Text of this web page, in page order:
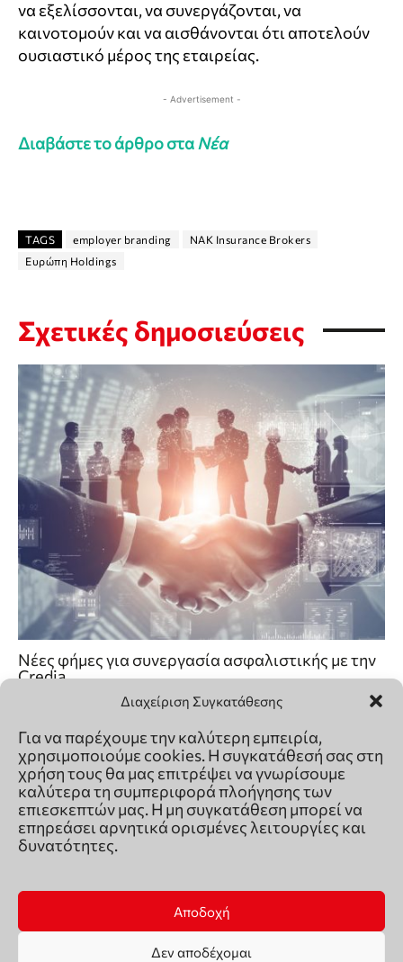
Διαχείριση Συγκατάθεσης
Για να παρέχουμε την καλύτερη εμπειρία,
χρησιμοποιούμε cookies. Η συγκατάθεσή σας στη
χρήση τους θα μας επιτρέψει να γνωρίσουμε
καλύτερα τη συμπεριφορά πλοήγησης των
επιεσκεπτών μας. Η μη συγκατάθεση μπορεί να
επηρεάσει αρνητικά ορισμένες λειτουργίες και
δυνατότητες.
Αποδοχή
Δεν αποδέχομαι